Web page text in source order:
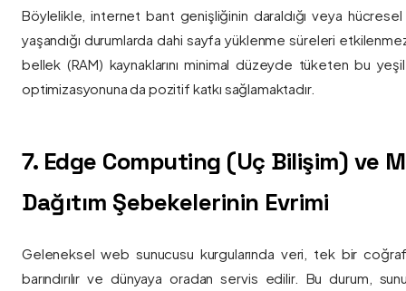
Böylelikle, internet bant genişliğinin daraldığı veya
yaşandığı durumlarda dahi sayfa yüklenme süreleri
bellek (RAM) kaynaklarını minimal düzeyde tüketen bu yeşil
optimizasyonuna da pozitif katkı sağlamaktadır.
7. Edge Computing (Uç Bilişim) ve
Dağıtım Şebekelerinin Evrimi
Geleneksel web sunucusu kurgularında veri, tek bir
barındırılır ve dünyaya oradan servis edilir. Bu durum,